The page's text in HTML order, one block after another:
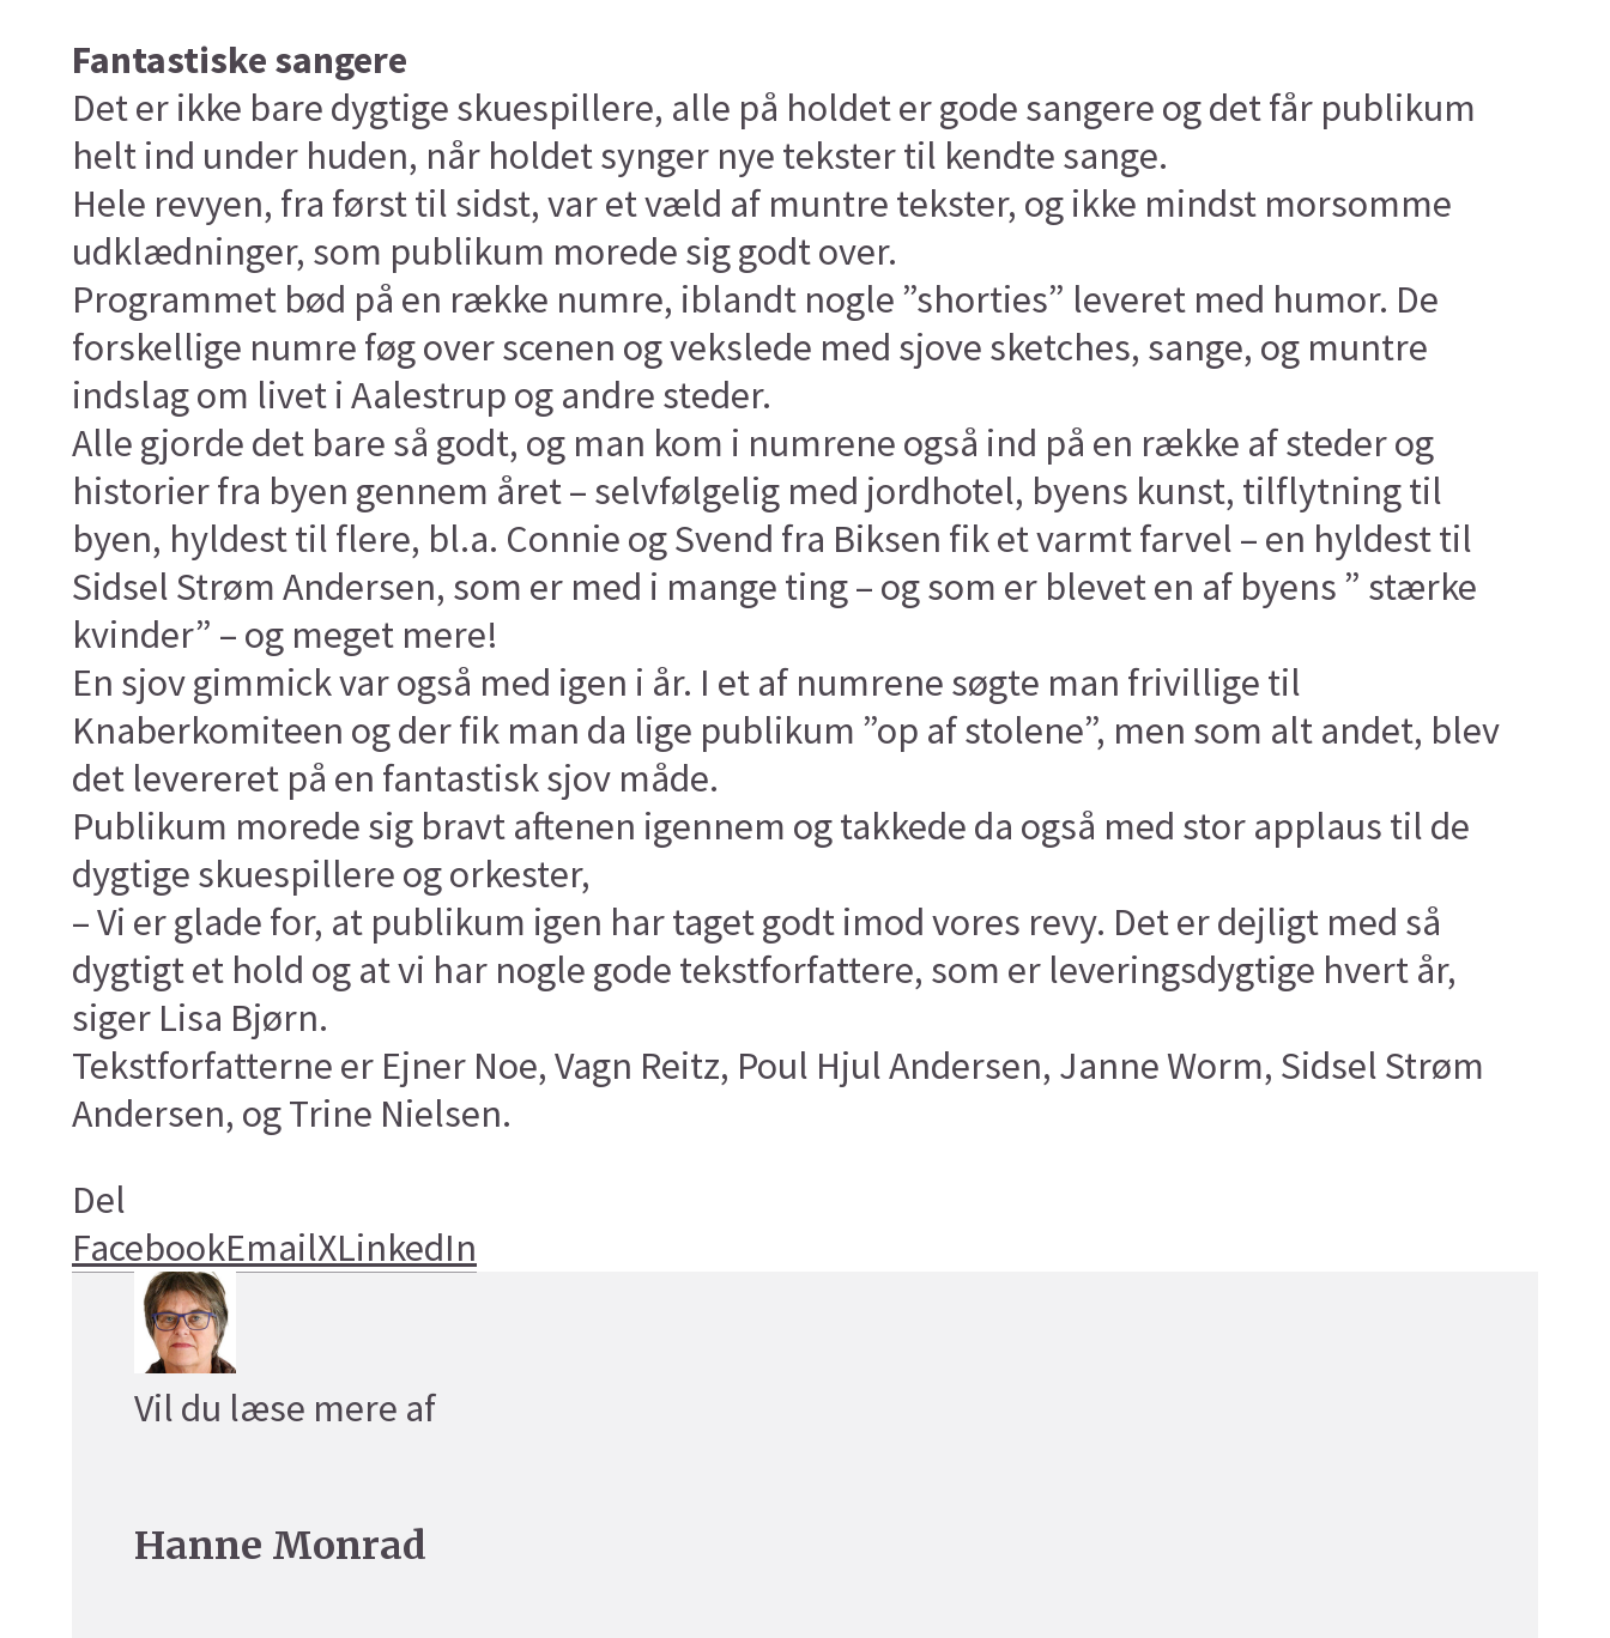
Fantastiske sangere
Det er ikke bare dygtige skuespillere, alle på holdet er gode sangere og det får publikum
helt ind under huden, når holdet synger nye tekster til kendte sange.
Hele revyen, fra først til sidst, var et væld af muntre tekster, og ikke mindst morsomme
udklædninger, som publikum morede sig godt over.
Programmet bød på en række numre, iblandt nogle ”shorties” leveret med humor. De
forskellige numre føg over scenen og vekslede med sjove sketches, sange, og muntre
indslag om livet i Aalestrup og andre steder.
Alle gjorde det bare så godt, og man kom i numrene også ind på en række af steder og
historier fra byen gennem året – selvfølgelig med jordhotel, byens kunst, tilflytning til
byen, hyldest til flere, bl.a. Connie og Svend fra Biksen fik et varmt farvel – en hyldest til
Sidsel Strøm Andersen, som er med i mange ting – og som er blevet en af byens ” stærke
kvinder” – og meget mere!
En sjov gimmick var også med igen i år. I et af numrene søgte man frivillige til
Knaberkomiteen og der fik man da lige publikum ”op af stolene”, men som alt andet, blev
det levereret på en fantastisk sjov måde.
Publikum morede sig bravt aftenen igennem og takkede da også med stor applaus til de
dygtige skuespillere og orkester,
– Vi er glade for, at publikum igen har taget godt imod vores revy. Det er dejligt med så
dygtigt et hold og at vi har nogle gode tekstforfattere, som er leveringsdygtige hvert år,
siger Lisa Bjørn.
Tekstforfatterne er Ejner Noe, Vagn Reitz, Poul Hjul Andersen, Janne Worm, Sidsel Strøm
Andersen, og Trine Nielsen.
Del
FacebookEmailXLinkedIn
Vil du læse mere af
Hanne Monrad